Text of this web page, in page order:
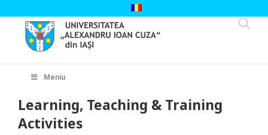
to
content
Meniu
Learning, Teaching & Training
Activities